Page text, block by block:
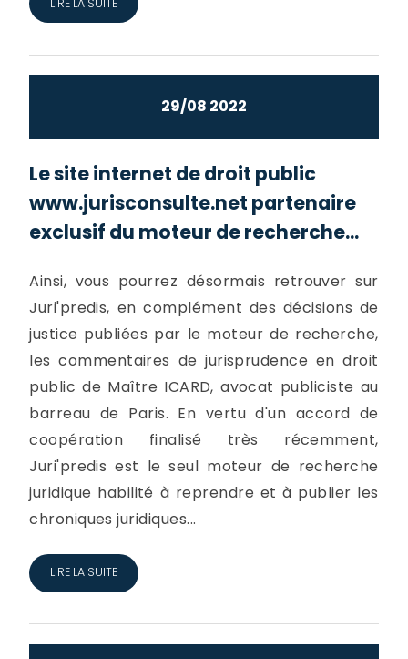
29/08 2022
Le site internet de droit public
www.jurisconsulte.net partenaire
exclusif du moteur de recherche...
Ainsi, vous pourrez désormais retrouver sur
Juri'predis, en complément des décisions de
justice publiées par le moteur de recherche,
les commentaires de jurisprudence en droit
public de Maître ICARD, avocat publiciste au
barreau de Paris. En vertu d'un accord de
coopération finalisé très récemment,
Juri'predis est le seul moteur de recherche
juridique habilité à reprendre et à publier les
chroniques juridiques...
LIRE LA SUITE